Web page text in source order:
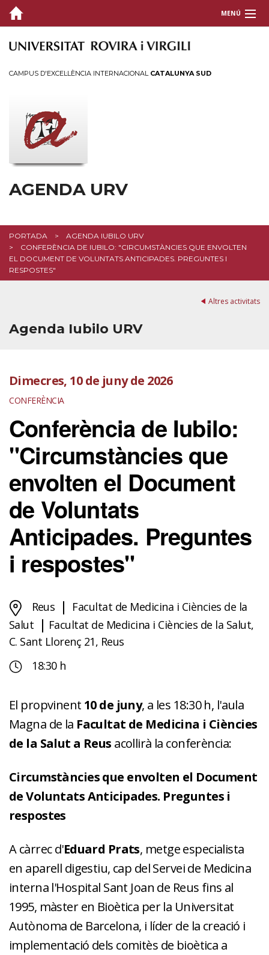
MENÚ
CAMPUS D'EXCEL·LÈNCIA INTERNACIONAL CATALUNYA SUD
AGENDA URV
PORTADA
AGENDA IUBILO URV
CONFERÈNCIA DE IUBILO: "CIRCUMSTÀNCIES QUE ENVOLTEN
EL DOCUMENT DE VOLUNTATS ANTICIPADES. PREGUNTES I
RESPOSTES"
Altres activitats
Agenda Iubilo URV
Dimecres, 10 de juny de 2026
CONFERÈNCIA
Conferència de Iubilo:
"Circumstàncies que
envolten el Document
de Voluntats
Anticipades. Preguntes
i respostes"
Reus
Facultat de Medicina i Ciències de la
Salut
Facultat de Medicina i Ciències de la Salut,
C. Sant Llorenç 21, Reus
18:30 h
El propvinent 10 de juny, a les 18:30 h, l'aula
Magna de la Facultat de Medicina i Ciències
de la Salut a Reus acollirà la conferència:
Circumstàncies que envolten el Document
de Voluntats Anticipades. Preguntes i
respostes
A càrrec d'Eduard Prats, metge especialista
en aparell digestiu, cap del Servei de Medicina
interna l'Hospital Sant Joan de Reus fins al
1995, màster en Bioètica per la Universitat
Autònoma de Barcelona, i líder de la creació i
implementació dels comitès de bioètica a